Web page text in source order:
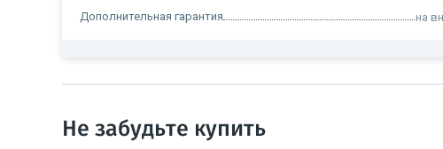
Дополнительная гарантия на
Не забудьте купить